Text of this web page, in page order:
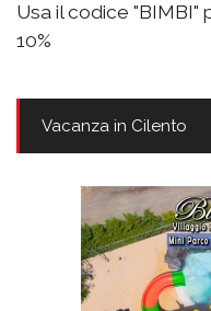
Usa il codice
10%
Vacanza in Cilento